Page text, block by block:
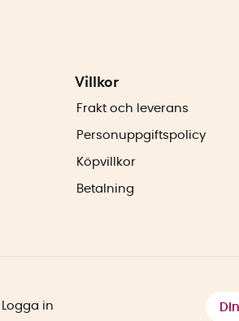
Villkor
Frakt och leverans
Personuppgiftspolicy
Köpvillkor
Betalning
Logga in